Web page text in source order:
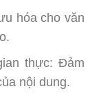
hóa cho văn
thực: Đảm
nội dung.